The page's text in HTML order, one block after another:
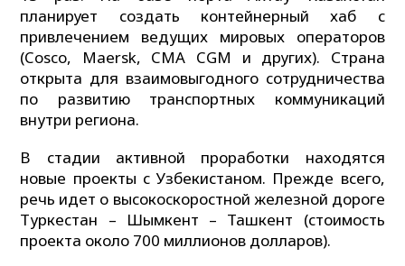
планирует создать контейнерный хаб с
привлечением ведущих мировых операторов
(Cosco, Maersk, CMA CGM и других). Страна
открыта для взаимовыгодного сотрудничества
по развитию транспортных коммуникаций
внутри региона.
В стадии активной проработки находятся
новые проекты с Узбекистаном. Прежде всего,
речь идет о высокоскоростной железной дороге
Туркестан – Шымкент – Ташкент (стоимость
проекта около 700 миллионов долларов).